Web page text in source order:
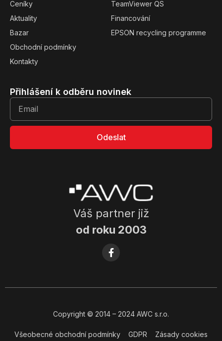
Váš partner již
od roku 2003
TeamViewer QS
Financování
EPSON recycling programme
Ceníky
Aktuality
Bazar
Obchodní podmínky
Kontakty
Přihlášení k odběru novinek
Odeslat
Copyright © 2014 – 2024 AWC s.r.o.
Všeobecné obchodní podmínky GDPR Zásady cookies